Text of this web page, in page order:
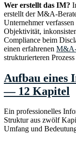
Wer erstellt das IM?
erstellt der M&A-
Unternehmer
Objektivität,
Compliance beim
einen erfahrenen
strukturierteren
Aufbau eines
— 12 Kapitel
Ein professionelles
Struktur aus zwölf
Umfang und